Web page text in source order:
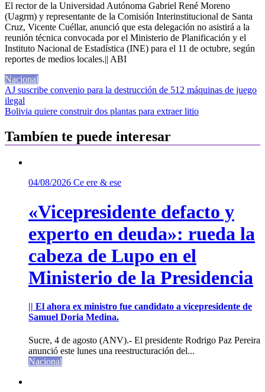
El rector de la Universidad Autónoma Gabriel René Moreno
(Uagrm) y representante de la Comisión Interinstitucional de Santa
Cruz, Vicente Cuéllar, anunció que esta delegación no asistirá a la
reunión técnica convocada por el Ministerio de Planificación y el
Instituto Nacional de Estadística (INE) para el 11 de octubre, según
reportes de medios locales.|| ABI
Nacional
Navegación
de
AJ suscribe convenio para la destrucción de 512 máquinas de juego
ilegal
Bolivia quiere construir dos plantas para extraer litio
Tambíen te puede interesar
04/08/2026 Ce ere & ese
«Vicepresidente defacto y
experto en deuda»: rueda la
cabeza de Lupo en el
Ministerio de la Presidencia
|| El ahora ex ministro fue candidato a vicepresidente de
Samuel Doria Medina.
Sucre, 4 de agosto (ANV).- El presidente Rodrigo Paz Pereira
anunció este lunes una reestructuración del...
Nacional